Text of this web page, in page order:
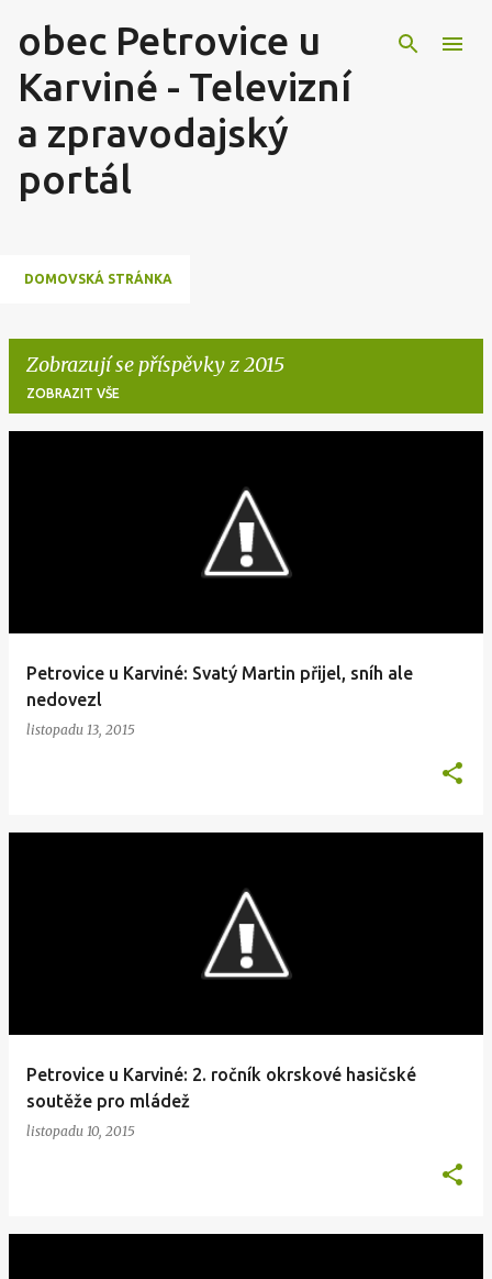
Přeskočit na hlavní obsah
obec Petrovice u
Karviné - Televizní
a zpravodajský
portál
DOMOVSKÁ STRÁNKA
Zobrazují se příspěvky z 2015
ZOBRAZIT VŠE
Petrovice u Karviné: Svatý Martin přijel, sníh ale
nedovezl
listopadu 13, 2015
Petrovice u Karviné: 2. ročník okrskové hasičské
soutěže pro mládež
listopadu 10, 2015